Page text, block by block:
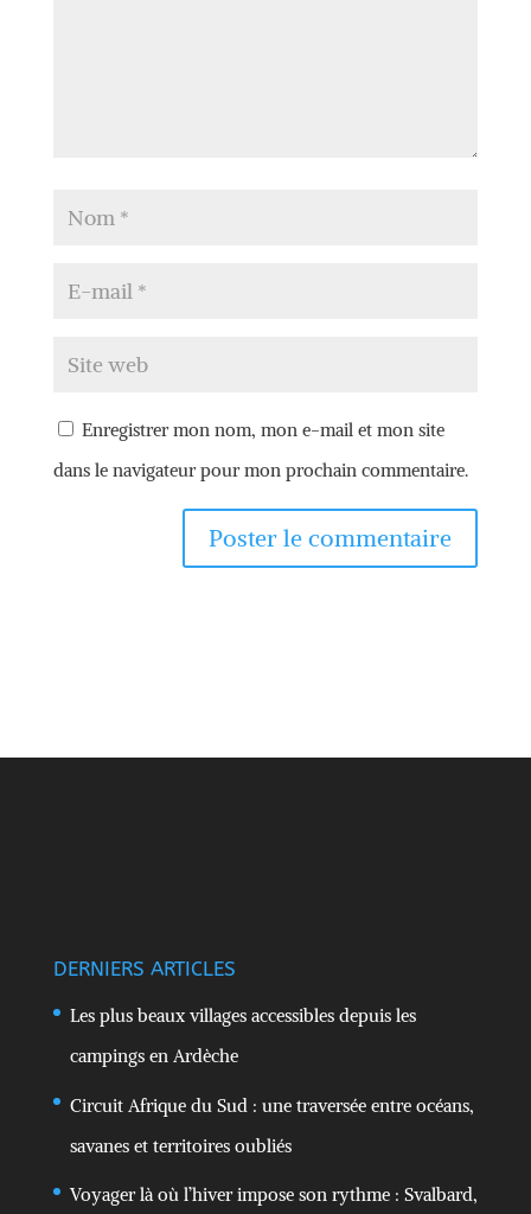
Enregistrer mon nom, mon e-mail et mon site
dans le navigateur pour mon prochain commentaire.
DERNIERS ARTICLES
Les plus beaux villages accessibles depuis les
campings en Ardèche
Circuit Afrique du Sud : une traversée entre océans,
savanes et territoires oubliés
Voyager là où l’hiver impose son rythme : Svalbard,